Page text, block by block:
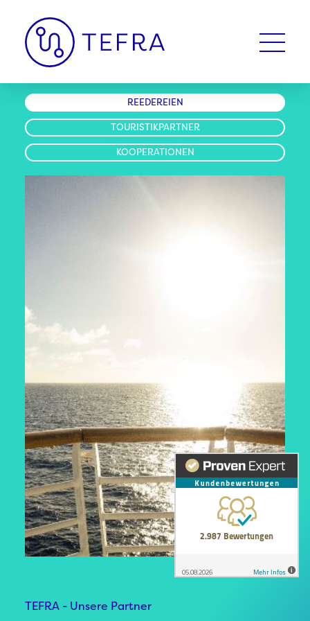
REEDEREIEN
TOURISTIKPARTNER
KOOPERATIONEN
TEFRA - Unsere Partner
TEFRA - Unsere Partner
TEFRA - Unsere Partner